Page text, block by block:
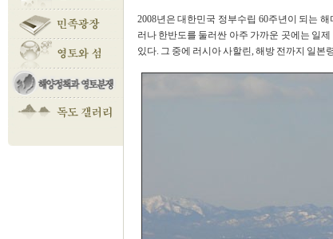
2008년은 대한민국 정부수립 60주년이 되는
러나 한반도를 둘러싼 아주 가까운 곳에는 일
있다. 그 중에 러시아 사할린, 해방 전까지 일